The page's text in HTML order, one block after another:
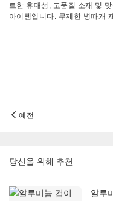
트한 휴대성, 고품질 소재 및
아이템입니다. 무제한 병따개
예전
당신을 위해 추천
알루